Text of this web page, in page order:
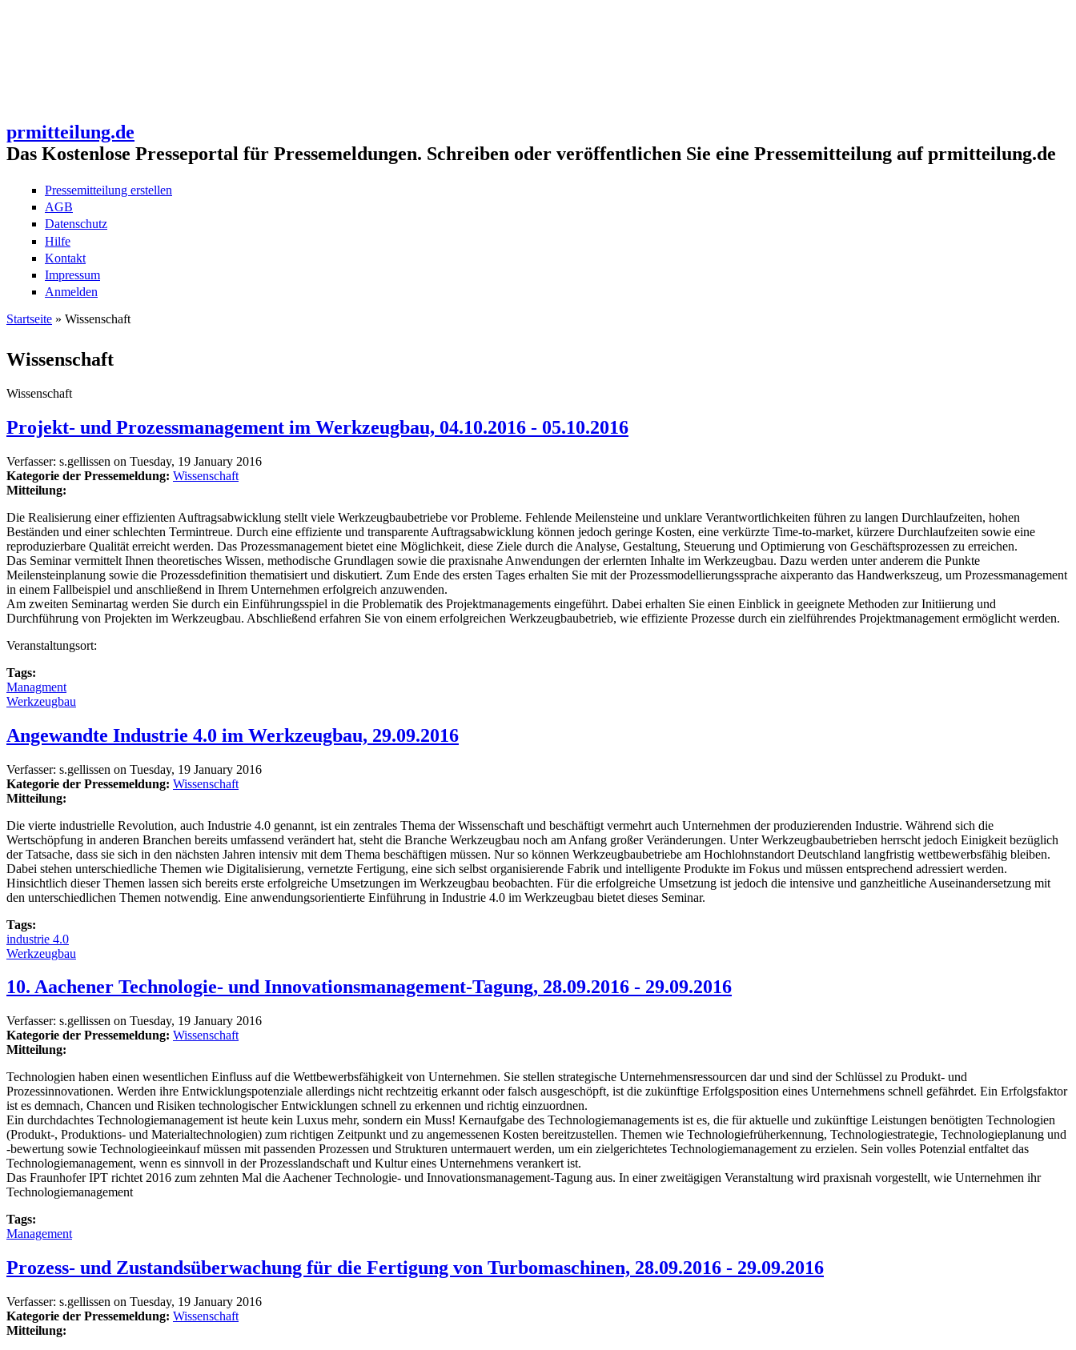
prmitteilung.de
Das Kostenlose Presseportal für Pressemeldungen. Schreiben oder veröffentlichen Sie eine Pressemitteilung auf prmitteilung.de
Pressemitteilung erstellen
AGB
Datenschutz
Hilfe
Kontakt
Impressum
Anmelden
Startseite » Wissenschaft
Wissenschaft
Wissenschaft
Projekt- und Prozessmanagement im Werkzeugbau, 04.10.2016 - 05.10.2016
Verfasser: s.gellissen on Tuesday, 19 January 2016
Kategorie der Pressemeldung: Wissenschaft
Mitteilung:
Die Realisierung einer effizienten Auftragsabwicklung stellt viele Werkzeugbaubetriebe vor Probleme. Fehlende Meilensteine und unklare Verantwortlichkeiten führen zu langen Durchlaufzeiten, hohen
Beständen und einer schlechten Termintreue. Durch eine effiziente und transparente Auftragsabwicklung können jedoch geringe Kosten, eine verkürzte Time-to-market, kürzere Durchlaufzeiten sowie eine
reproduzierbare Qualität erreicht werden. Das Prozessmanagement bietet eine Möglichkeit, diese Ziele durch die Analyse, Gestaltung, Steuerung und Optimierung von Geschäftsprozessen zu erreichen.
Das Seminar vermittelt Ihnen theoretisches Wissen, methodische Grundlagen sowie die praxisnahe Anwendungen der erlernten Inhalte im Werkzeugbau. Dazu werden unter anderem die Punkte
Meilensteinplanung sowie die Prozessdefinition thematisiert und diskutiert. Zum Ende des ersten Tages erhalten Sie mit der Prozessmodellierungssprache aixperanto das Handwerkszeug, um Prozessmanagement
in einem Fallbeispiel und anschließend in Ihrem Unternehmen erfolgreich anzuwenden.
Am zweiten Seminartag werden Sie durch ein Einführungsspiel in die Problematik des Projektmanagements eingeführt. Dabei erhalten Sie einen Einblick in geeignete Methoden zur Initiierung und
Durchführung von Projekten im Werkzeugbau. Abschließend erfahren Sie von einem erfolgreichen Werkzeugbaubetrieb, wie effiziente Prozesse durch ein zielführendes Projektmanagement ermöglicht werden.
Veranstaltungsort:
Tags:
Managment
Werkzeugbau
Angewandte Industrie 4.0 im Werkzeugbau, 29.09.2016
Verfasser: s.gellissen on Tuesday, 19 January 2016
Kategorie der Pressemeldung: Wissenschaft
Mitteilung:
Die vierte industrielle Revolution, auch Industrie 4.0 genannt, ist ein zentrales Thema der Wissenschaft und beschäftigt vermehrt auch Unternehmen der produzierenden Industrie. Während sich die
Wertschöpfung in anderen Branchen bereits umfassend verändert hat, steht die Branche Werkzeugbau noch am Anfang großer Veränderungen. Unter Werkzeugbaubetrieben herrscht jedoch Einigkeit bezüglich
der Tatsache, dass sie sich in den nächsten Jahren intensiv mit dem Thema beschäftigen müssen. Nur so können Werkzeugbaubetriebe am Hochlohnstandort Deutschland langfristig wettbewerbsfähig bleiben.
Dabei stehen unterschiedliche Themen wie Digitalisierung, vernetzte Fertigung, eine sich selbst organisierende Fabrik und intelligente Produkte im Fokus und müssen entsprechend adressiert werden.
Hinsichtlich dieser Themen lassen sich bereits erste erfolgreiche Umsetzungen im Werkzeugbau beobachten. Für die erfolgreiche Umsetzung ist jedoch die intensive und ganzheitliche Auseinandersetzung mit
den unterschiedlichen Themen notwendig. Eine anwendungsorientierte Einführung in Industrie 4.0 im Werkzeugbau bietet dieses Seminar.
Tags:
industrie 4.0
Werkzeugbau
10. Aachener Technologie- und Innovationsmanagement-Tagung, 28.09.2016 - 29.09.2016
Verfasser: s.gellissen on Tuesday, 19 January 2016
Kategorie der Pressemeldung: Wissenschaft
Mitteilung:
Technologien haben einen wesentlichen Einfluss auf die Wettbewerbsfähigkeit von Unternehmen. Sie stellen strategische Unternehmensressourcen dar und sind der Schlüssel zu Produkt- und
Prozessinnovationen. Werden ihre Entwicklungspotenziale allerdings nicht rechtzeitig erkannt oder falsch ausgeschöpft, ist die zukünftige Erfolgsposition eines Unternehmens schnell gefährdet. Ein Erfolgsfaktor
ist es demnach, Chancen und Risiken technologischer Entwicklungen schnell zu erkennen und richtig einzuordnen.
Ein durchdachtes Technologiemanagement ist heute kein Luxus mehr, sondern ein Muss! Kernaufgabe des Technologiemanagements ist es, die für aktuelle und zukünftige Leistungen benötigten Technologien
(Produkt-, Produktions- und Materialtechnologien) zum richtigen Zeitpunkt und zu angemessenen Kosten bereitzustellen. Themen wie Technologiefrüherkennung, Technologiestrategie, Technologieplanung und
-bewertung sowie Technologieeinkauf müssen mit passenden Prozessen und Strukturen untermauert werden, um ein zielgerichtetes Technologiemanagement zu erzielen. Sein volles Potenzial entfaltet das
Technologiemanagement, wenn es sinnvoll in der Prozesslandschaft und Kultur eines Unternehmens verankert ist.
Das Fraunhofer IPT richtet 2016 zum zehnten Mal die Aachener Technologie- und Innovationsmanagement-Tagung aus. In einer zweitägigen Veranstaltung wird praxisnah vorgestellt, wie Unternehmen ihr
Technologiemanagement
Tags:
Management
Prozess- und Zustandsüberwachung für die Fertigung von Turbomaschinen, 28.09.2016 - 29.09.2016
Verfasser: s.gellissen on Tuesday, 19 January 2016
Kategorie der Pressemeldung: Wissenschaft
Mitteilung: